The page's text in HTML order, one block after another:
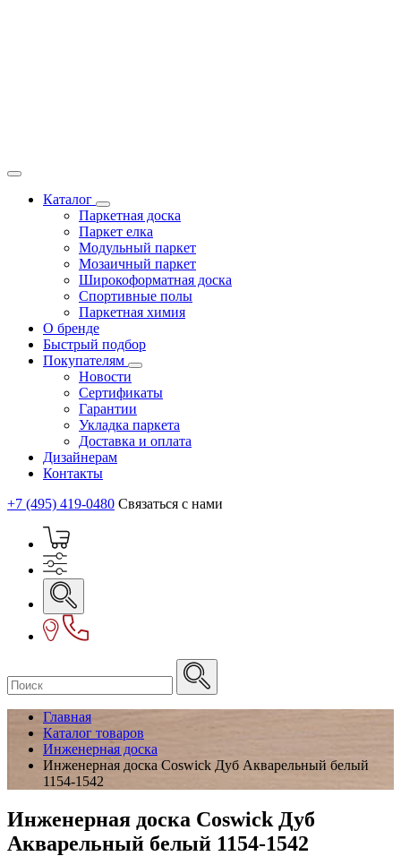
Каталог
Паркетная доска
Паркет елка
Модульный паркет
Мозаичный паркет
Широкоформатная доска
Спортивные полы
Паркетная химия
О бренде
Быстрый подбор
Покупателям
Новости
Сертификаты
Гарантии
Укладка паркета
Доставка и оплата
Дизайнерам
Контакты
+7 (495) 419-0480 Связаться с нами
Главная
Каталог товаров
Инженерная доска
Инженерная доска Coswick Дуб Акварельный белый
1154-1542
Инженерная доска Coswick Дуб
Акварельный белый 1154-1542